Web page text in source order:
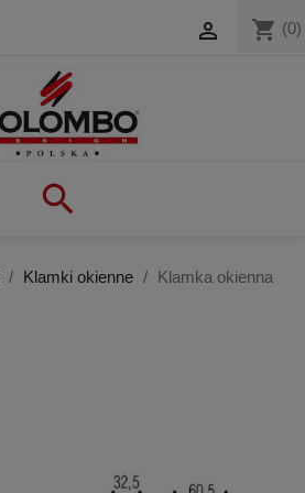
shopping_cart (0)


Klamki okienne
Klamka okienna